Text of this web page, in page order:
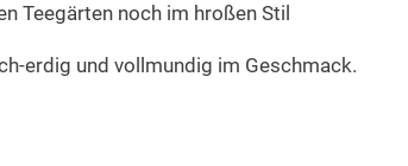
Teegärten noch im hroßen Stil
erdig und vollmundig im Geschmack.